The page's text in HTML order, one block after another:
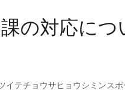
の対応に
テチョウサヒョウシミンス